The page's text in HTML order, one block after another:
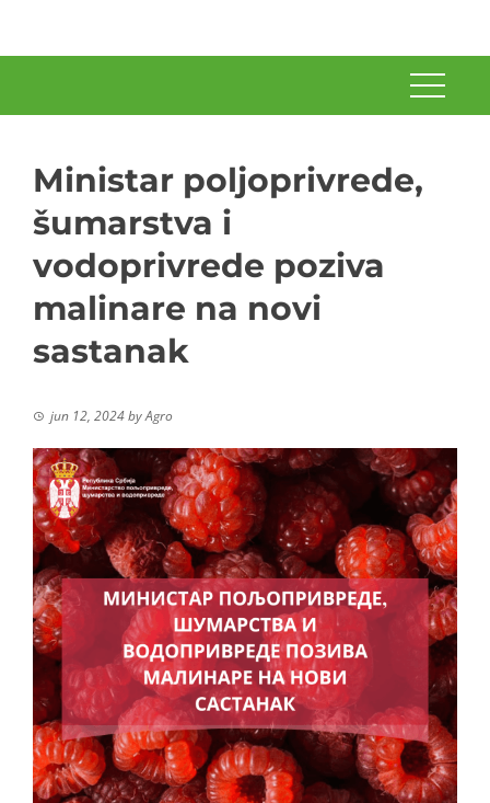
Ministar poljoprivrede,
šumarstva i
vodoprivrede poziva
malinare na novi
sastanak
jun 12, 2024byAgro